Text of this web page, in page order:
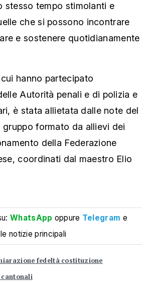
stesso tempo stimolanti e
che si possono incontrare
e sostenere quotidianamente
hanno partecipato
Autorità penali e di polizia e
è stata allietata dalle note del
gruppo formato da allievi dei
della Federazione
coordinati dal maestro Elio
WhatsApp oppure Telegram e
notizie principali
fedeltà costituzione